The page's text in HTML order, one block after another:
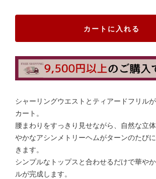
カートに入れる
シャーリングウエストとティアードフリル
カート。
腰まわりをすっきり見せながら、自然な立
やかなアシンメトリーヘムがターンのたび
きます。
シンプルなトップスと合わせるだけで華や
ルが完成します。